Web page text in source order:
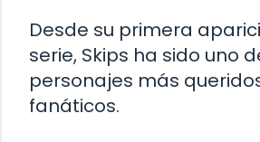
Desde su primera
serie, Skips ha sido uno
personajes más
fanáticos.